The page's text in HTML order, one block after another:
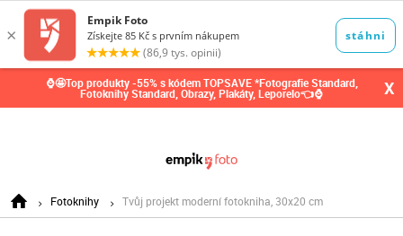
⌚🤩Top produkty -55% s kódem TOPSAVE *Fotografie Standard,
Fotoknihy Standard, Obrazy, Plakáty, Leporelo👈⌚ X
Fotoknihy Tvůj projekt moderní fotokniha, 30x20 cm